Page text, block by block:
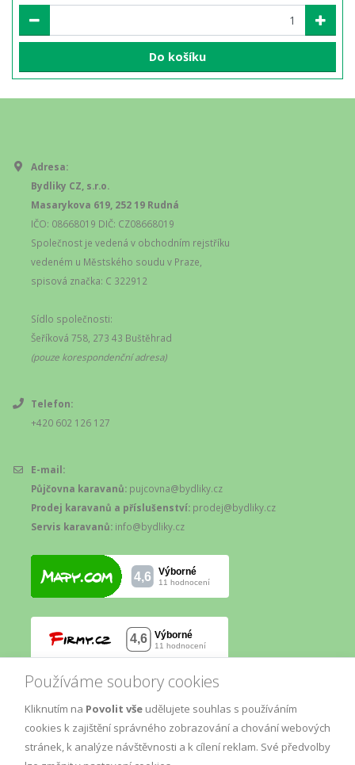
Používáme soubory cookies
Kliknutím na Povolit vše udělujete souhlas s používáním
cookies k zajištění správného zobrazování a chování webových
stránek, k analýze návštěvnosti a k cílení reklam. Své předvolby
Do košíku
Adresa:
Bydliky CZ, s.r.o.
Masarykova 619, 252 19 Rudná
IČO: 08668019 DIČ: CZ08668019
Společnost je vedená v obchodním rejstříku
vedeném u Městského soudu v Praze,
spisová značka: C 322912
Sídlo společnosti:
Šeříková 758, 273 43 Buštěhrad
(pouze korespondenční adresa)
Telefon:
+420 602 126 127
E-mail:
Půjčovna karavanů: pujcovna@bydliky.cz
Prodej karavanů a příslušenství: prodej@bydliky.cz
Servis karavanů: info@bydliky.cz